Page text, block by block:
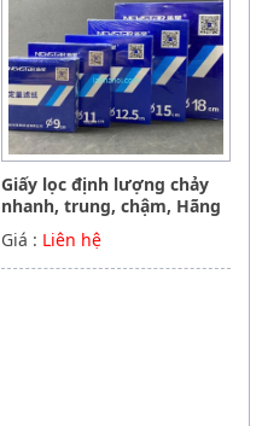
Giấy lọc định lượng chảy
nhanh, trung, chậm, Hãng
NewStar
Giá : Liên hệ